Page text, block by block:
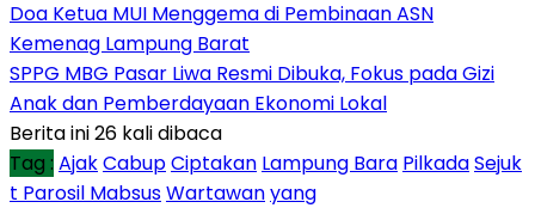
Doa Ketua MUI Menggema di Pembinaan ASN
Kemenag Lampung Barat
SPPG MBG Pasar Liwa Resmi Dibuka, Fokus pada Gizi
Anak dan Pemberdayaan Ekonomi Lokal
Berita ini 26 kali dibaca
Tag : AjakCabupCiptakan Lampung Bara PilkadaSejuk
t Parosil MabsusWartawanyang